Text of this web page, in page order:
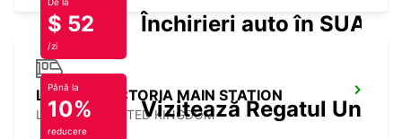
LONDON VICTORIA MAIN STATION
LONDON - UNITED KINGDOM
$ 52
/zi
Închirieri auto în SUA
Până la
10%
reducere
Vizitează Regatul Unit